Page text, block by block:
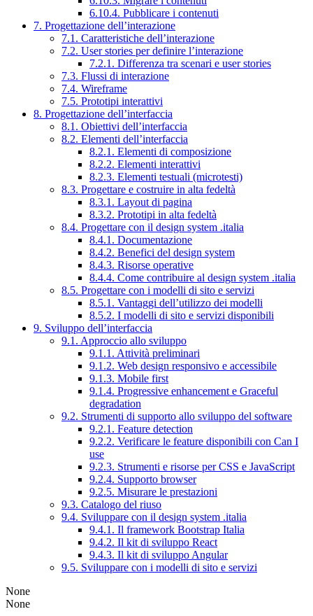
6.10.4. Pubblicare i contenuti
7. Progettazione dell’interazione
7.1. Caratteristiche dell’interazione
7.2. User stories per definire l’interazione
7.2.1. Differenza tra scenari e user stories
7.3. Flussi di interazione
7.4. Wireframe
7.5. Prototipi interattivi
8. Progettazione dell’interfaccia
8.1. Obiettivi dell’interfaccia
8.2. Elementi dell’interfaccia
8.2.1. Elementi di composizione
8.2.2. Elementi interattivi
8.2.3. Elementi testuali (microtesti)
8.3. Progettare e costruire in alta fedeltà
8.3.1. Layout di pagina
8.3.2. Prototipi in alta fedeltà
8.4. Progettare con il design system .italia
8.4.1. Documentazione
8.4.2. Benefici del design system
8.4.3. Risorse operative
8.4.4. Come contribuire al design system .italia
8.5. Progettare con i modelli di sito e servizi
8.5.1. Vantaggi dell’utilizzo dei modelli
8.5.2. I modelli di sito e servizi disponibili
9. Sviluppo dell’interfaccia
9.1. Approccio allo sviluppo
9.1.1. Attività preliminari
9.1.2. Web design responsivo e accessibile
9.1.3. Mobile first
9.1.4. Progressive enhancement e Graceful
degradation
9.2. Strumenti di supporto allo sviluppo del software
9.2.1. Feature detection
9.2.2. Verificare le feature disponibili con Can I
use
9.2.3. Strumenti e risorse per CSS e JavaScript
9.2.4. Supporto browser
9.2.5. Misurare le prestazioni
9.3. Catalogo del riuso
9.4. Sviluppare con il design system .italia
9.4.1. Il framework Bootstrap Italia
9.4.2. Il kit di sviluppo React
9.4.3. Il kit di sviluppo Angular
9.5. Sviluppare con i modelli di sito e servizi
None
None